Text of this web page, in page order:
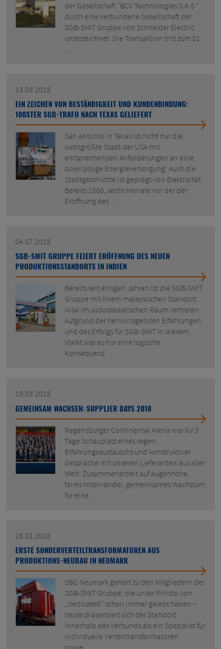
der Gesellschaft "BCV Technologies S.A.S."
durch eine verbundene Gesellschaft der
SGB-SMIT Gruppe von Schneider Electric
unterzeichnet. Die Transaktion tritt zum 01.
…
13.08.2018
EIN ZEICHEN VON BESTÄNDIGKEIT UND KUNDENBINDUNG:
100STER SGB-TRAFO NACH TEXAS GELIEFERT
San Antonio in Texas ist nicht nur die
siebtgrößte Stadt der USA mit
entsprechenden Anforderungen an eine
zuverlässige Energieversorgung: Auch die
Stadtgeschichte ist geprägt von Elektrizität.
Bereits 1860, sechs Monate vor der der
Eröffnung des…
04.07.2018
SGB-SMIT GRUPPE FEIERT ERÖFFNUNG DES NEUEN
PRODUKTIONSSTANDORTS IN INDIEN
Bereits seit einigen Jahren ist die SGB-SMIT
Gruppe mit ihrem malaysischen Standort
Nilai im südostasiatischen Raum vertreten.
Aufgrund der hervorragenden Erfahrungen
und des Erfolgs für SGB-SMIT in diesem
Markt war es nur eine logische
Konsequenz…
19.03.2018
GEMEINSAM WACHSEN: SUPPLIER DAYS 2018
Regensburger Continental Arena war für 3
Tage Schauplatz eines regen
Erfahrungsaustauschs und konstruktiver
Gespräche mit unseren Lieferanten aus aller
Welt. Zusammenarbeit auf Augenhöhe,
faires Miteinander, gemeinsames Wachstum
für eine…
26.01.2018
ERSTE SONDERVERTEILTRANSFORMATOREN AUS
PRODUKTIONS-NEUBAU IN NEUMARK
SBG Neumark gehört zu den Mitgliedern der
SGB-SMIT Gruppe, die unser Prinzip von
„dedicated“ schon immer gelebt haben –
heute präsentiert sich der Standort
innerhalb des Verbunds als ein Spezialist für
individuelle Verteiltransformatoren
sowie…